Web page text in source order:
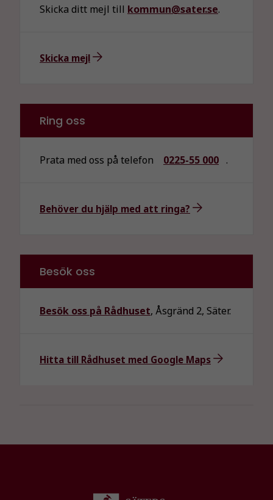
Skicka ditt mejl till kommun@sater.se.
Skicka mejl
Ring oss
Prata med oss på telefon 0225-55 000 .
Behöver du hjälp med att ringa?
Besök oss
Besök oss på Rådhuset, Åsgränd 2, Säter.
Hitta till Rådhuset med Google Maps
hemsida ska
här kakorna
från
Marknadsföring
intressen och ditt
personligt